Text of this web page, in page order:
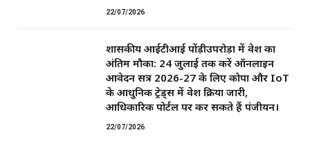
22/07/2026
शासकीय आईटीआई पोंड़ीउपरोड़ा में प्रवेश का
अंतिम मौका: 24 जुलाई तक करें ऑनलाइन
आवेदन सत्र 2026-27 के लिए कोपा और IoT
के आधुनिक ट्रेड्स में प्रवेश प्रक्रिया जारी,
आधिकारिक पोर्टल पर कर सकते हैं पंजीयन।
22/07/2026